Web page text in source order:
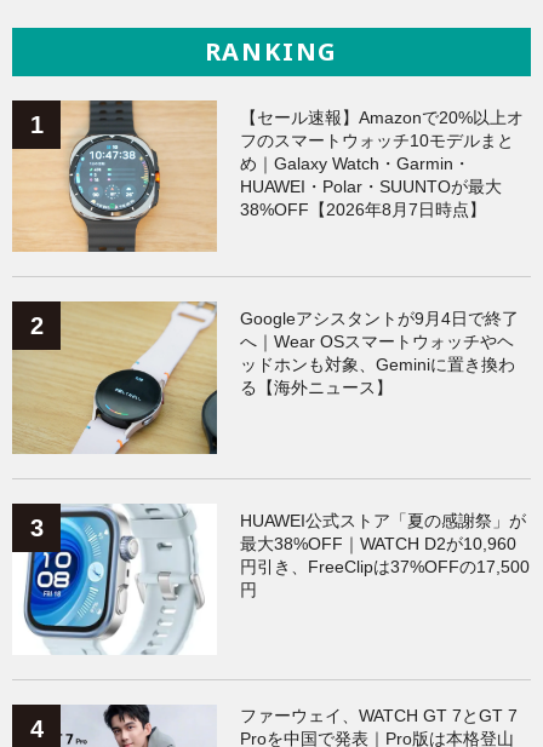
RANKING
【セール速報】Amazonで20%以上オ
フのスマートウォッチ10モデルまと
め｜Galaxy Watch・Garmin・
HUAWEI・Polar・SUUNTOが最大
38%OFF【2026年8月7日時点】
Googleアシスタントが9月4日で終了
へ｜Wear OSスマートウォッチやヘ
ッドホンも対象、Geminiに置き換わ
る【海外ニュース】
HUAWEI公式ストア「夏の感謝祭」が
最大38%OFF｜WATCH D2が10,960
円引き、FreeClipは37%OFFの17,500
円
ファーウェイ、WATCH GT 7とGT 7
Proを中国で発表｜Pro版は本格登山